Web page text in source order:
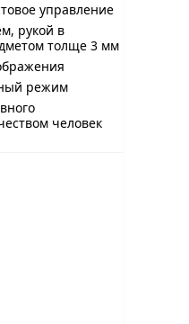
управление
рукой в
толще 3 мм
режим
человек